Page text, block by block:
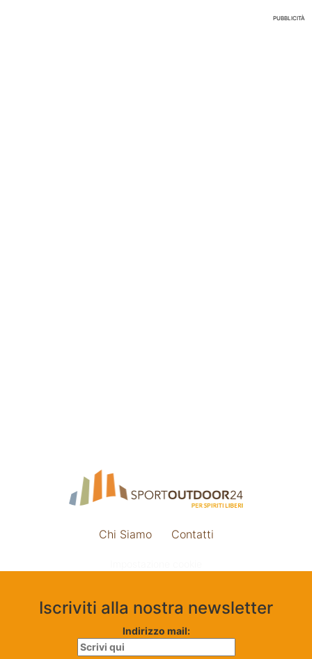
PUBBLICITÀ
Chi Siamo Contatti
Iscriviti alla nostra newsletter
Indirizzo mail: